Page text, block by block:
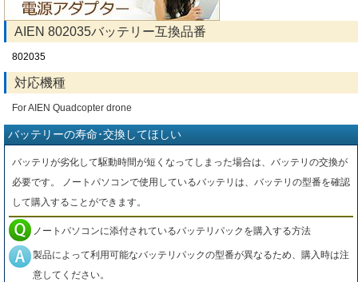
AIEN 802035バッテリー互換品番
802035
対応機種
For AIEN Quadcopter drone
バッテリーの寿命･交換してほしい
バッテリが劣化して駆動時間が短くなってしまった場合は、バッテリの交換が
必要です。 ノートパソコンで使用しているバッテリは、バッテリの型番を確認
して購入することができます。
ノートパソコンに添付されているバッテリパックを購入する方法
製品によって利用可能なバッテリパックの型番が異なるため、購入時は注
意してください。